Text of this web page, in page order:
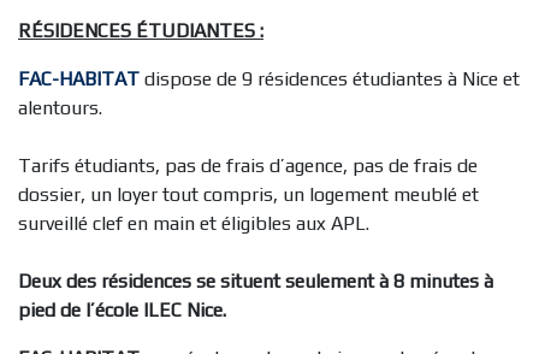
RÉSIDENCES ÉTUDIANTES :
FAC-HABITAT dispose de 9 résidences étudiantes à Nice et
alentours.
Tarifs étudiants, pas de frais d’agence, pas de frais de
dossier, un loyer tout compris, un logement meublé et
surveillé clef en main et éligibles aux APL.
Deux des résidences se situent seulement à 8 minutes à
pied de l’école ILEC Nice.